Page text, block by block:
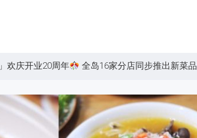
欢庆开业20周年 全岛16家分店同步推出新菜品